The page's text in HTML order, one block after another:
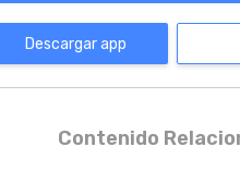
Descargar app
Contenido